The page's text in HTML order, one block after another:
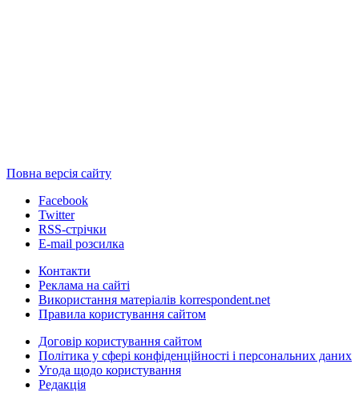
Повна версія сайту
Facebook
Twitter
RSS-стрічки
E-mail розсилка
Контакти
Реклама на сайті
Використання матеріалів korrespondent.net
Правила користування сайтом
Договір користування сайтом
Політика у сфері конфіденційності і персональних даних
Угода щодо користування
Редакція